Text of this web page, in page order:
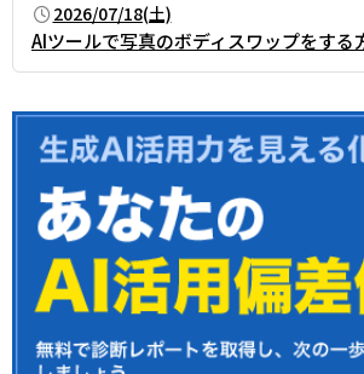
2026/07/18(土)
AIツールで写真のボディスワップをする